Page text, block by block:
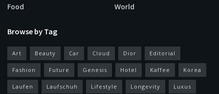
Food
World
Browse by Tag
Art Beauty Car Cloud Dior Editorial
Fashion Future Genesis Hotel Kaffee Korea
Laufen Laufschuh Lifestyle Longevity Luxus